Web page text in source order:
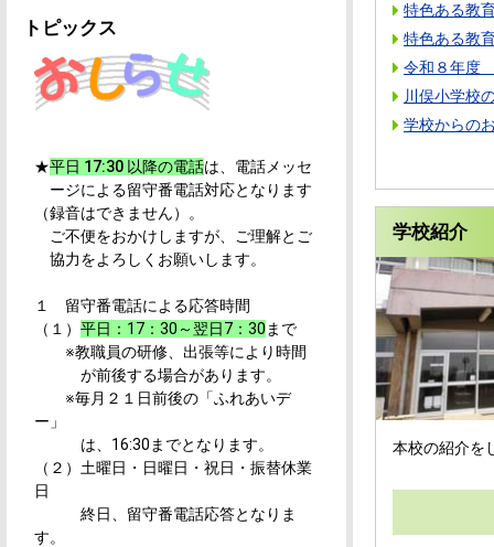
特色ある
特色ある
令和８年度
川俣小学校
学校からの
学校紹介
本校の紹介を
トピックス
★平日 17:30 以降の電話は、電話メッセ
ージによる留守番電話対応となります
（録音はできません）。
ご不便をおかけしますが、ご理解とご
協力をよろしくお願いします。
１ 留守番電話による応答時間
（１） 平日：17：30～翌日7：30 まで
※教職員の研修、出張等により時間
が前後する場合があります。
※毎月２１日前後の「ふれあいデ
ー」
は、16:30までとなります。
（２）土曜日・日曜日・祝日・振替休業
日
終日、留守番電話応答となりま
す。